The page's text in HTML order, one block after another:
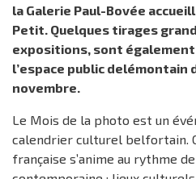
la Galerie Paul-Bovée
Petit. Quelques tirages
expositions, sont également
l’espace public delémontain
novembre.
Le Mois de la photo est un
calendrier culturel belfortain.
française s’anime au rythme